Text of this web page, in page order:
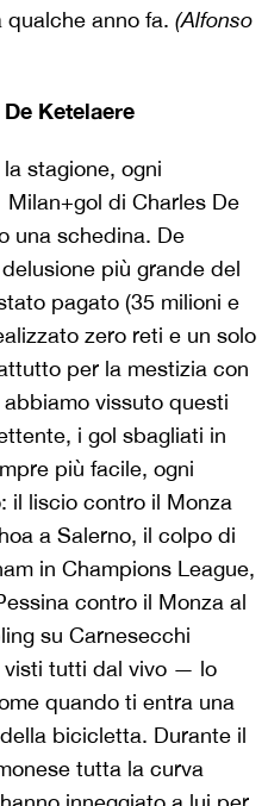
anno fa. (Alfonso
Ketelaere
stagione, ogni
di Charles De
una schedina. De
più grande del
pagato (35 milioni e
zero reti e un solo
per la mestizia con
vissuto questi
i gol sbagliati in
più facile, ogni
il liscio contro il Monza
a Salerno, il colpo di
in Champions League,
contro il Monza al
su Carnesecchi
visti tutti dal vivo — lo
quando ti entra una
bicicletta. Durante il
tutta la curva